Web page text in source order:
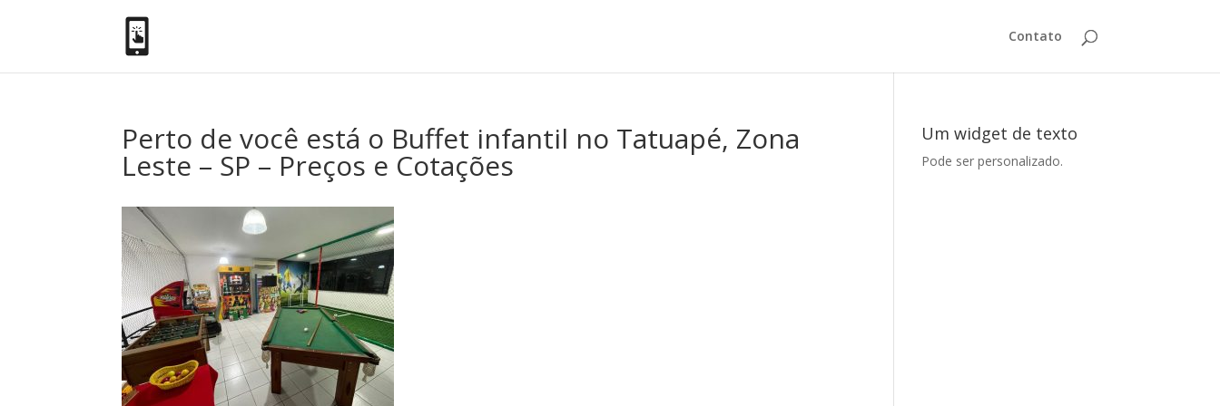
Contato
Perto de você está o Buffet infantil no Tatuapé, Zona
Leste – SP – Preços e Cotações
Um widget de texto
Pode ser personalizado.